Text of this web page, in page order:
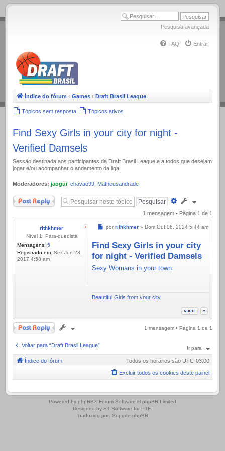
.
Pesquisa avançada
FAQ Entrar
Índice do fórum ‹ Games ‹ Draft Brasil League
Tópicos sem resposta Tópicos ativos
Find Sexy Girls in your city for night -
Verified Damsels
Sessão destinada aos participantes da Draft Brasil League e a todos que desejam
jogar e/ou acompanhar o andamento da liga.
Moderadores: jaogui chavao99 Matheusandrade
Responder
Pesquisa
avançada
1 mensagem • Página 1 de 1
rithkhmer
Nível 1: Pára-quedista
Mensagens: 5
Registrado em: Sex Jun 23,
2017 4:58 am
Mensagem
por rithkhmer » Dom Out 06, 2024 5:44 am
Find Sexy Girls in your city
for night - Verified Damsels
Sexy Womans in your town
Beautiful Girls from your city
Responder 1 mensagem • Página 1 de 1
Voltar para “Draft Brasil League” Ir para
Índice do fórum Todos os horários são UTC-03:00
Excluir todos os cookies deste painel
.
Powered by phpBB® Forum Software © phpBB Limited
Designed by ST Software for PTF.
Traduzido por: Suporte phpBB